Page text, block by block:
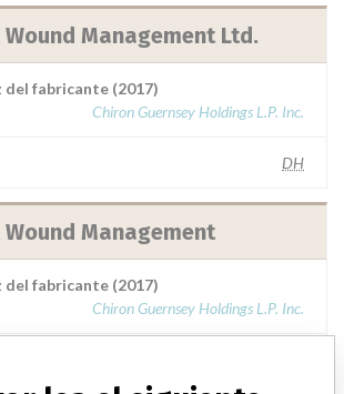
Management Ltd.
del fabricante (2017)
Chiron Guernsey Holdings L.P. Inc.
DH
Management
del fabricante (2017)
Chiron Guernsey Holdings L.P. Inc.